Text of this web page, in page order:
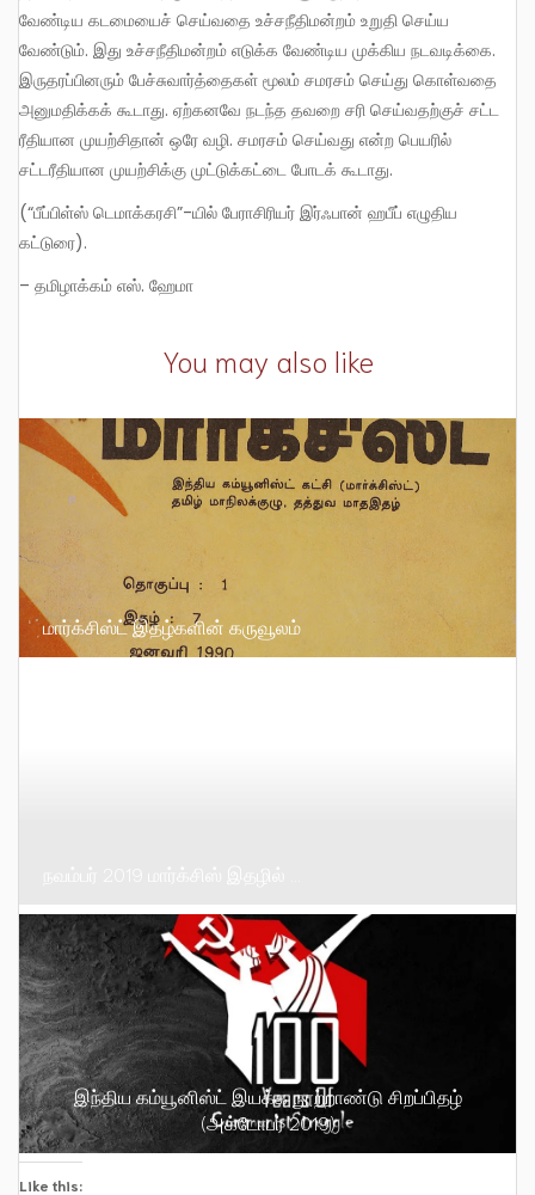
வேண்டிய கடமையைச் செய்வதை உச்சநீதிமன்றம் உறுதி செய்ய
வேண்டும். இது உச்சநீதிமன்றம் எடுக்க வேண்டிய முக்கிய நடவடிக்கை.
இருதரப்பினரும் பேச்சுவார்த்தைகள் மூலம் சமரசம் செய்து கொள்வதை
அனுமதிக்கக் கூடாது. ஏற்கனவே நடந்த தவறை சரி செய்வதற்குச் சட்ட
ரீதியான முயற்சிதான் ஒரே வழி. சமரசம் செய்வது என்ற பெயரில்
சட்டரீதியான முயற்சிக்கு முட்டுக்கட்டை போடக் கூடாது.
(“பீப்பிள்ஸ் டெமாக்கரசி”-யில் பேராசிரியர் இர்ஃபான் ஹபீப் எழுதிய
கட்டுரை).
– தமிழாக்கம் எஸ். ஹேமா
You may also like
மார்க்சிஸ்ட் இதழ்களின் கருவூலம்
இந்திய கம்யூனிஸ்ட் இயக்க நூற்றாண்டு சிறப்பிதழ்
(அக்டோபர் 2019)
Like this: